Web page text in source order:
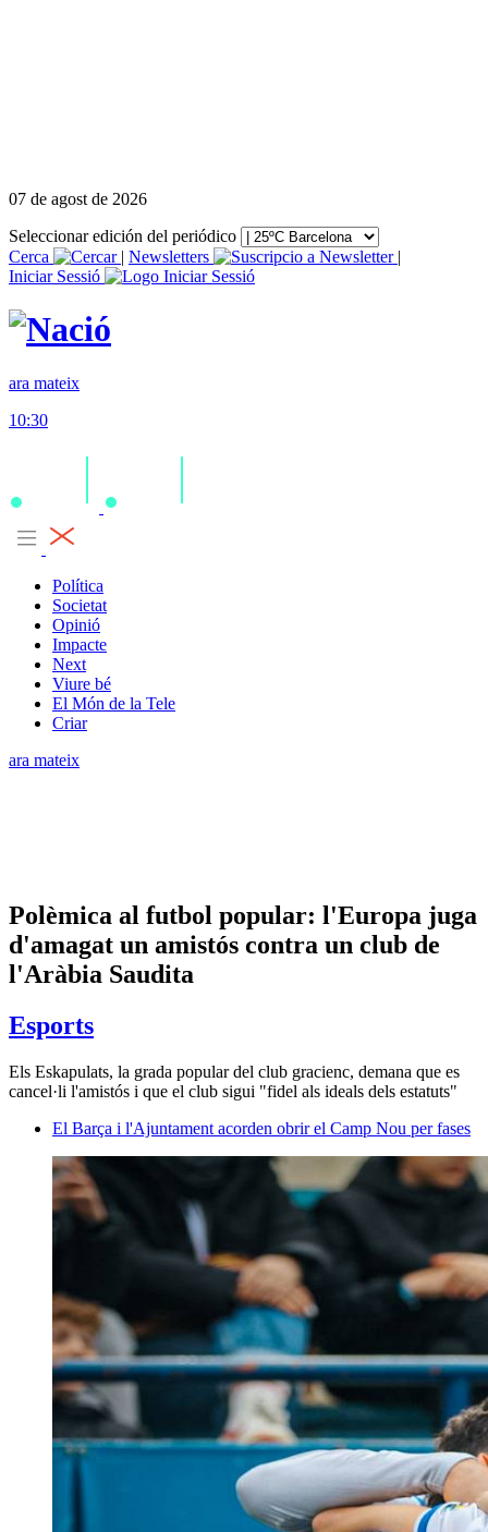
07 de agost de 2026
Seleccionar edición del periódico
Cerca
| Newsletters
|
Iniciar Sessió
ara mateix
10:30
Política
Societat
Opinió
Impacte
Next
Viure bé
El Món de la Tele
Criar
ara mateix
Polèmica al futbol popular: l'Europa juga
d'amagat un amistós contra un club de
l'Aràbia Saudita
Esports
Els Eskapulats, la grada popular del club gracienc, demana que es
cancel·li l'amistós i que el club sigui "fidel als ideals dels estatuts"
El Barça i l'Ajuntament acorden obrir el Camp Nou per fases